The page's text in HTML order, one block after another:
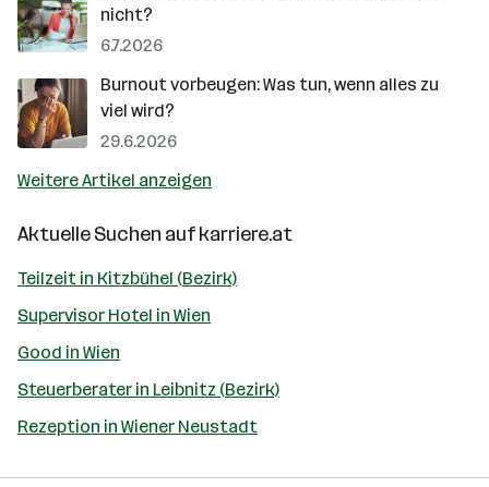
nicht?
6.7.2026
Burnout vorbeugen: Was tun, wenn alles zu
viel wird?
29.6.2026
Weitere Artikel anzeigen
Aktuelle Suchen aufkarriere.at
Teilzeit in Kitzbühel (Bezirk)
Supervisor Hotel in Wien
Good in Wien
Steuerberater in Leibnitz (Bezirk)
Rezeption in Wiener Neustadt